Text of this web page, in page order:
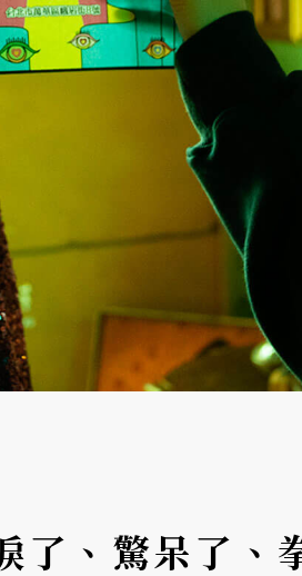
了、驚呆了、